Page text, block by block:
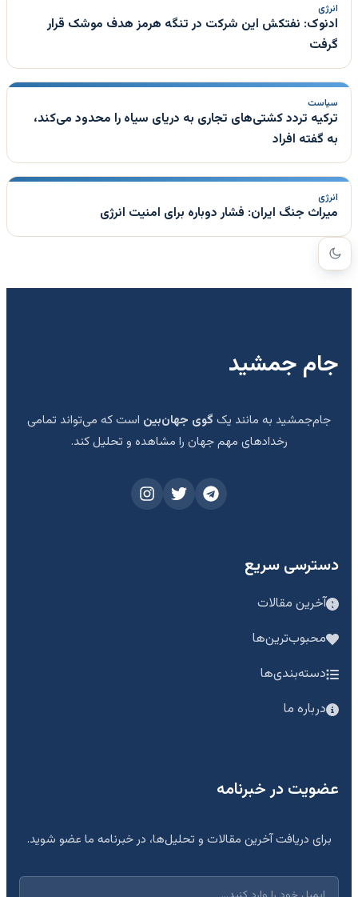
انرژی
ادنوک: نفتکش این شرکت در تنگه هرمز هدف موشک قرار
گرفت
سیاست
ترکیه تردد کشتی‌های تجاری به دریای سیاه را محدود می‌کند،
به گفته افراد
انرژی
میراث جنگ ایران: فشار دوباره برای امنیت انرژی
جام جمشید
جام‌جمشید به مانند یک گوی جهان‌بین است که می‌تواند تمامی
رخدادهای مهم جهان را مشاهده و تحلیل کند.
دسترسی سریع
آخرین مقالات
محبوب‌ترین‌ها
دسته‌بندی‌ها
درباره ما
عضویت در خبرنامه
برای دریافت آخرین مقالات و تحلیل‌ها، در خبرنامه ما عضو شوید.